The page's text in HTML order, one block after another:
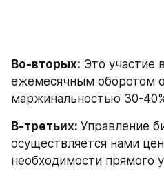
Во-вторых: Это участие
ежемесячным оборотом
маржинальностью 30-
В-третьих: Управление
осуществляется нами
необходимости прямого